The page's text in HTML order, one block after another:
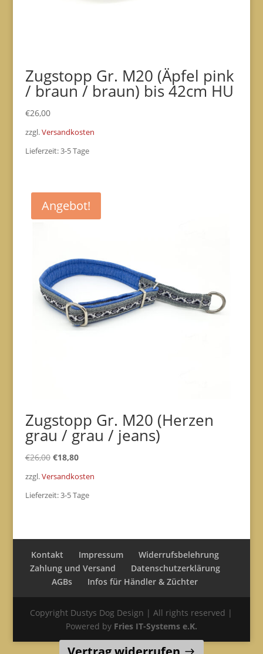
Zugstopp Gr. M20 (Äpfel pink
/ braun / braun) bis 42cm HU
€26,00
zzgl.Versandkosten
Lieferzeit:3-5 Tage
Angebot!
Zugstopp Gr. M20 (Herzen
grau / grau / jeans)
€26,00 Ursprünglicher
€26,00
€18,80Aktueller
€18,80.
zzgl.Versandkosten
Lieferzeit:3-5 Tage
Kontakt Impressum
Widerrufsbelehrung
Zahlung und Versand
Datenschutzerklärung
AGBs
Infos für Händler & Züchter
Copyright Dustys Dog Design | All rights reserved |
Powered by Fries IT-Systems e.K.